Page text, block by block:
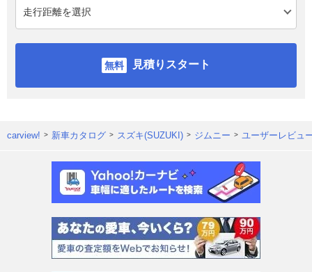
見積りスタート
carview! 新車カタログ スズキ(SUZUKI) ジムニー ユーザーレビュ